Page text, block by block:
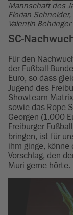
Mannschaft des
Florian
Valentin Behringer
SC-
Für den
der Fußball-
Euro, so dass
Jugend des
Showteam
sowie das Rope
Georgen (1.000
Freiburger
bringen, ist für
ihm ginge, könne
Vorschlag, den
Muri gerne hörte.